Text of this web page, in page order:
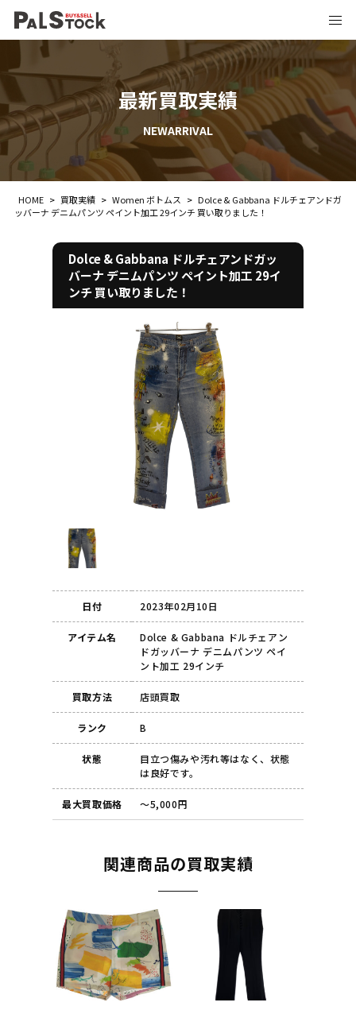
最新買取実績
NEWARRIVAL
HOME > 買取実績 > Women ボトムス > Dolce & Gabbana ドルチェアンドガ
ッバーナ デニムパンツ ペイント加工 29インチ 買い取りました！
Dolce & Gabbana ドルチェアンドガッ
バーナ デニムパンツ ペイント加工 29イ
ンチ 買い取りました！
日付 2023年02月10日
アイテム名
Dolce & Gabbana ドルチェアン
ドガッバーナ デニムパンツ ペイ
ント加工 29インチ
買取方法 店頭買取
ランク B
状態
目立つ傷みや汚れ等はなく、状態
は良好です。
最大買取価格 ～5,000円
関連商品の買取実績